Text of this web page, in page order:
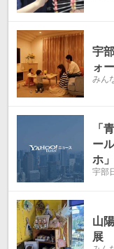
宇
ォ
みん
「
ー
ホ
宇部
山
展